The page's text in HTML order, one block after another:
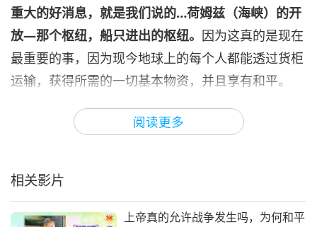
阅读更多
重大的好消息，就是我们说的…荷姆兹（海峡）的开
放—那个枢纽，船只进出的枢纽。 因为这真的是现在
最重要的事，因为现今地球上的每个人都能透过货柜
运输，获得所需的一切基本物资，并且享有和平。
所以我只是想告诉你们，我们所有人都要感谢合一的
三位一体至大能者—全能的上帝、耶稣基督与终极明
实现。我们也要特别感谢和平之王，他在各方面都如
此合作，如此帮助我们。我个人也要感谢他，尽管他
相关影片
上帝真的允许战争发生吗，为何和平